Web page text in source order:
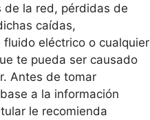
de la red, pérdidas de
caídas,
eléctrico o cualquier
te pueda ser causado
Antes de tomar
a la información
le recomienda